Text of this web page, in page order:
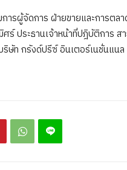
รผู้จัดการ ฝ่ายขายและการตล
ประธานเจ้าหน้าที่ปฎิบัติการ
ษัท กรังด์ปรีซ์ อินเตอร์เนชั่นแน